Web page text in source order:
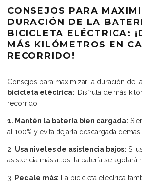
CONSEJOS PARA
DURACIÓN DE LA
BICICLETA ELÉCTRICA:
MÁS KILÓMETROS EN
RECORRIDO!
Consejos para maximizar la duración de la
bicicleta eléctrica: ¡Disfruta de más
recorrido!
1. Mantén la batería bien cargada:
al 100% y evita dejarla descargada
2. Usa niveles de asistencia bajos: Si
asistencia más altos, la batería se agotará
3. Pedale más: La bicicleta eléctrica